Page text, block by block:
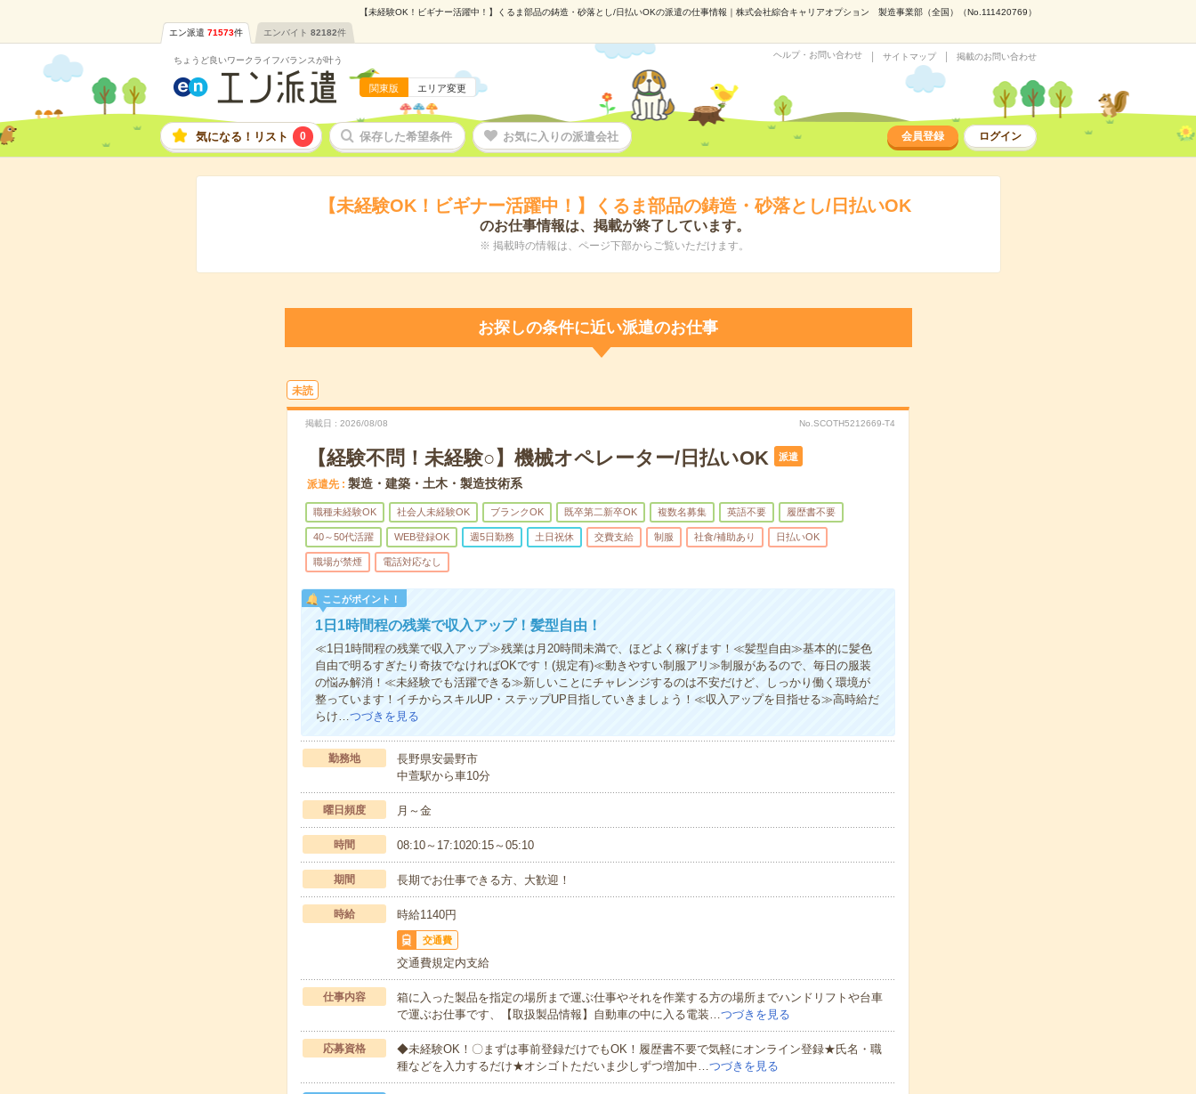
【未経験OK！ビギナー活躍中！】くるま部品の鋳造・砂落とし/日払いOKの派遣の仕事情報｜株式会社綜合キャリアオプション 製造事業部（全国）（No.111420769）
エン派遣 71573件 エンバイト 82182件
ちょうど良いワークライフバランスが叶う
関東版 エリア変更
ヘルプ・お問い合わせ サイトマップ 掲載のお問い合わせ
気になる！リスト 0 保存した希望条件 お気に入りの派遣会社 会員登録 ログイン
【未経験OK！ビギナー活躍中！】くるま部品の鋳造・砂落とし/日払いOK
のお仕事情報は、掲載が終了しています。
※ 掲載時の情報は、ページ下部からご覧いただけます。
お探しの条件に近い派遣のお仕事
未読
掲載日 2026/08/08 No.SCOTH5212669-T4
【経験不問！未経験○】機械オペレーター/日払いOK 派遣
派遣先 製造・建築・土木・製造技術系
職種未経験OK 社会人未経験OK ブランクOK 既卒第二新卒OK 複数名募集 英語不要 履歴書不要
40～50代活躍 WEB登録OK 週5日勤務 土日祝休 交費支給 制服 社食/補助あり 日払いOK
職場が禁煙 電話対応なし
ここがポイント！
1日1時間程の残業で収入アップ！髪型自由！
≪1日1時間程の残業で収入アップ≫残業は月20時間未満で、ほどよく稼げます！≪髪型自由≫基本的に髪色
自由で明るすぎたり奇抜でなければOKです！(規定有)≪動きやすい制服アリ≫制服があるので、毎日の服装
の悩み解消！≪未経験でも活躍できる≫新しいことにチャレンジするのは不安だけど、しっかり働く環境が
整っています！イチからスキルUP・ステップUP目指していきましょう！≪収入アップを目指せる≫高時給だ
らけ…つづきを見る
勤務地
長野県安曇野市
中萱駅から車10分
曜日頻度 月～金
時間 08:10～17:1020:15～05:10
期間 長期でお仕事できる方、大歓迎！
時給 時給1140円
交通費
交通費規定内支給
仕事内容
箱に入った製品を指定の場所まで運ぶ仕事やそれを作業する方の場所までハンドリフトや台車
で運ぶお仕事です、【取扱製品情報】自動車の中に入る電装…つづきを見る
応募資格
◆未経験OK！〇まずは事前登録だけでもOK！履歴書不要で気軽にオンライン登録★氏名・職
種などを入力するだけ★オシゴトただいま少しずつ増加中…つづきを見る